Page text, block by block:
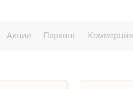
Акции Паркинг Коммерция